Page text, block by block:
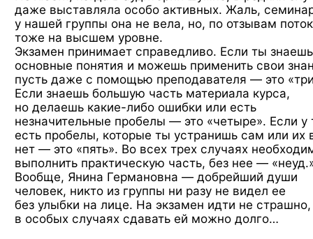
даже выставляла особо активных. Жаль,
у нашей группы она не вела, но, по отзывам
тоже на высшем уровне.
Экзамен принимает справедливо. Если ты знаешь
основные понятия и можешь применить свои
пусть даже с помощью преподавателя — это
Если знаешь большую часть материала курса,
но делаешь какие-либо ошибки или есть
незначительные пробелы — это «четыре». Если у
есть пробелы, которые ты устранишь сам или их
нет — это «пять». Во всех трех случаях
выполнить практическую часть, без нее —
Вообще, Янина Германовна — добрейший души
человек, никто из группы ни разу не видел ее
без улыбки на лице. На экзамен идти не страшно,
в особых случаях сдавать ей можно долго…